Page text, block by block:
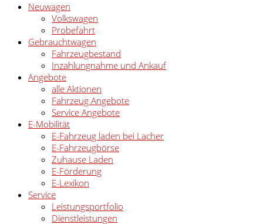
Neuwagen
Volkswagen
Probefahrt
Gebrauchtwagen
Fahrzeugbestand
Inzahlungnahme und Ankauf
Angebote
alle Aktionen
Fahrzeug Angebote
Service Angebote
E-Mobilität
E-Fahrzeug laden bei Lacher
E-Fahrzeugbörse
Zuhause Laden
E-Förderung
E-Lexikon
Service
Leistungsportfolio
Dienstleistungen